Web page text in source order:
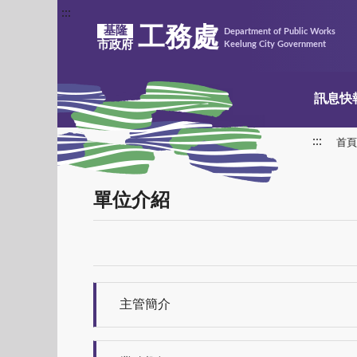
:::
基隆
市政府 工務處
Department of Public Works
Keelung City Government
訊息快
::: 首頁
單位介紹
主管簡介